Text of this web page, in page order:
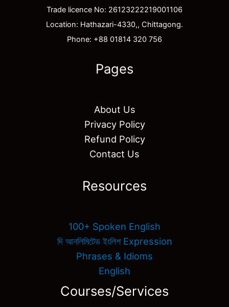
Trade licence No: 26123222219001106
Location: Hathazari-4330,, Chittagong.
Phone: +88 01814 320 756
Pages
About Us
Privacy Policy
Refund Policy
Contact Us
Resources
100+ Spoken English
দি আনলিমিটেড ইংলিশ Expression
Phrases & Idioms
English
Courses/Services